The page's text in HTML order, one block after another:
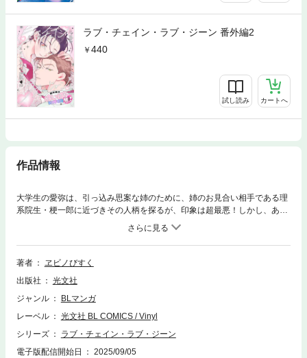
ラブ・チェイン・ラブ・ジーン 番外編2
440
試し読み カートへ
作品情報
大学生の愛弥は、引っ込み思案な姉のために、姉のお見合い相手である理
系院生・梗一郎に近づきその人柄を探るが、印象は超最悪！しかし、ある
雨の日に思いがけぬ再会を果たし…?!【攻】支配されたい堅物エリート
（おっきいSub） ×【受】支配したい年下暴君（かわいいDom）恋に
爆走する強気なDomお坊ちゃん・愛弥と、鉄壁ガードのスパダリSub・梗
一郎の寸止め焦れもだメロきゅんラブv
著者
ヱビノびすく
出版社
光文社
ジャンル
BLマンガ
レーベル
光文社 BL COMICS / Vinyl
シリーズ
ラブ・チェイン・ラブ・ジーン
電子版配信開始日
2025/09/05